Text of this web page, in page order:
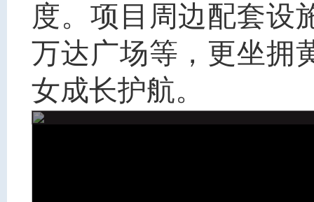
度。项目周边配套设
万达广场等，更坐拥
女成长护航。